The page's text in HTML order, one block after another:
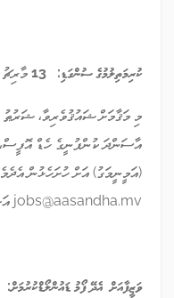
ކުރިމަތިލުމުގެ ސުންގަޑި: 13 މާރިޗު
މި މަޤާމަށް ޝައުޤުވެރިވާ، ޝަރުޠު
(އަމީނީމަގު) އަށް ހުށަހެޅުން
jobs@aasandha.mv
ވަޒީފާއަށް އެދޭ ފޯމު ޑައުންލޯޑްކުރުމަށް: